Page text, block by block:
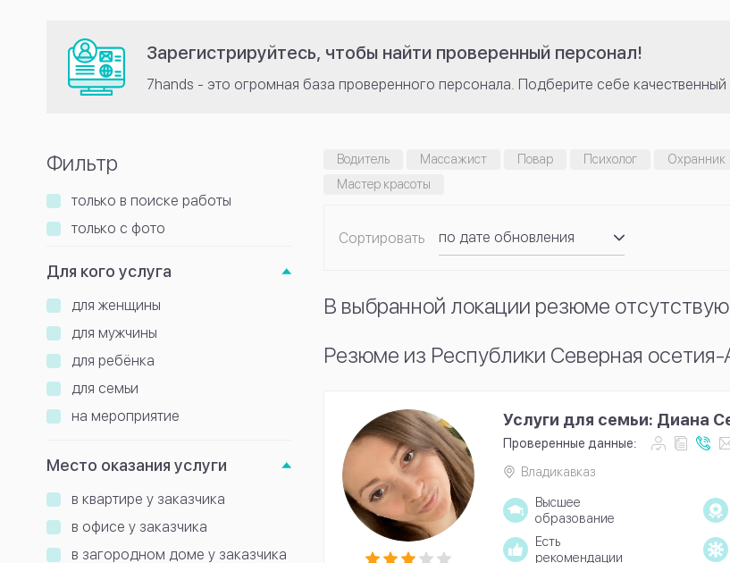
Зарегистрируйтесь, чтобы найти проверенный персонал!
7hands - это огромная база проверенного персонала. Подберите себе качественный
Фильтр
только в поиске работы
только с фото
Для кого услуга
для женщины
для мужчины
для ребёнка
для семьи
на мероприятие
Место оказания услуги
в квартире у заказчика
в офисе у заказчика
в загородном доме у заказчика
Водитель Массажист Повар Психолог Охранник
Мастер красоты
Сортировать
по дате обновления
по рейтингу
В выбранной локации резюме
Резюме из Республики Северная осетия-
Услуги для семьи: Диана
Проверенные данные:
Владикавказ
Высшее
образование
Есть
рекомендации